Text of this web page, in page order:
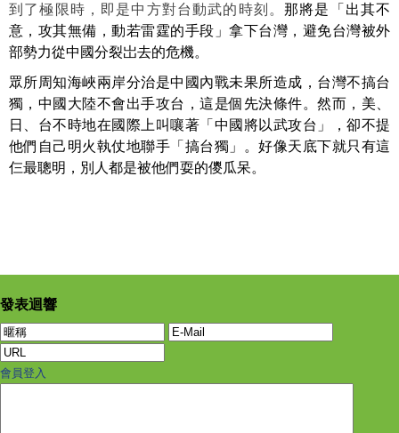
到了極限時，即是中方對台動武的時刻。 那將是「出其不
意，攻其無備，動若雷霆的手段」拿下台灣，避免台灣被外
部勢力從中國分裂岀去的危機。
眾所周知海峽兩岸分治是中國內戰未果所造成，台灣不搞台
獨，中國大陸不會出手攻台，這是個先決條件。然而，美、
日、台不時地在國際上叫嚷著「中國將以武攻台」，卻不提
他們自己明火執仗地聯手「搞台獨」。好像天底下就只有這
仨最聰明，別人都是被他們耍的儍瓜呆。
發表迴響
會員登入